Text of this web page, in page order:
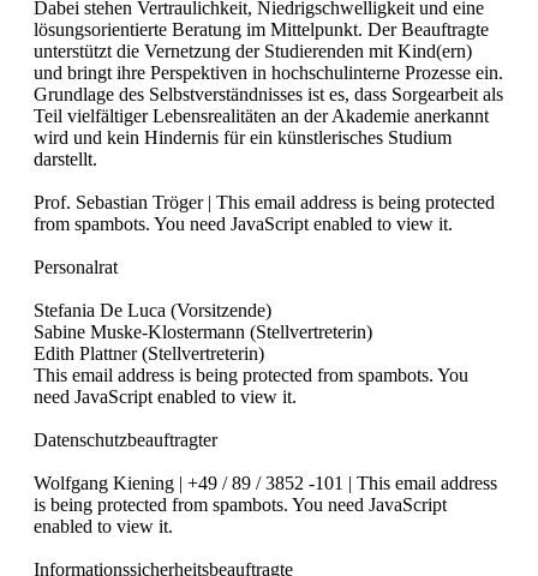
Dabei stehen Vertraulichkeit, Niedrigschwelligkeit und eine
lösungsorientierte Beratung im Mittelpunkt. Der Beauftragte
unterstützt die Vernetzung der Studierenden mit Kind(ern)
und bringt ihre Perspektiven in hochschulinterne Prozesse ein.
Grundlage des Selbstverständnisses ist es, dass Sorgearbeit als
Teil vielfältiger Lebensrealitäten an der Akademie anerkannt
wird und kein Hindernis für ein künstlerisches Studium
darstellt.
Prof. Sebastian Tröger | This email address is being protected
from spambots. You need JavaScript enabled to view it.
Personalrat
Stefania De Luca (Vorsitzende)
Sabine Muske-Klostermann (Stellvertreterin)
Edith Plattner (Stellvertreterin)
This email address is being protected from spambots. You
need JavaScript enabled to view it.
Datenschutzbeauftragter
Wolfgang Kiening | +49 / 89 / 3852 -101 | This email address
is being protected from spambots. You need JavaScript
enabled to view it.
Informationssicherheitsbeauftragte